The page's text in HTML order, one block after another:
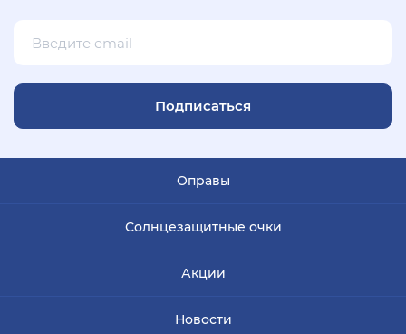
Подписаться
Оправы
Солнцезащитные очки
Акции
Новости